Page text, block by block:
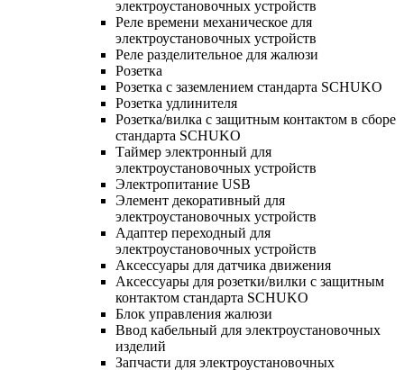
электроустановочных устройств
Реле времени механическое для
электроустановочных устройств
Реле разделительное для жалюзи
Розетка
Розетка с заземлением стандарта SCHUKO
Розетка удлинителя
Розетка/вилка с защитным контактом в сборе
стандарта SCHUKO
Таймер электронный для
электроустановочных устройств
Электропитание USB
Элемент декоративный для
электроустановочных устройств
Адаптер переходный для
электроустановочных устройств
Аксессуары для датчика движения
Аксессуары для розетки/вилки с защитным
контактом стандарта SCHUKO
Блок управления жалюзи
Ввод кабельный для электроустановочных
изделий
Запчасти для электроустановочных